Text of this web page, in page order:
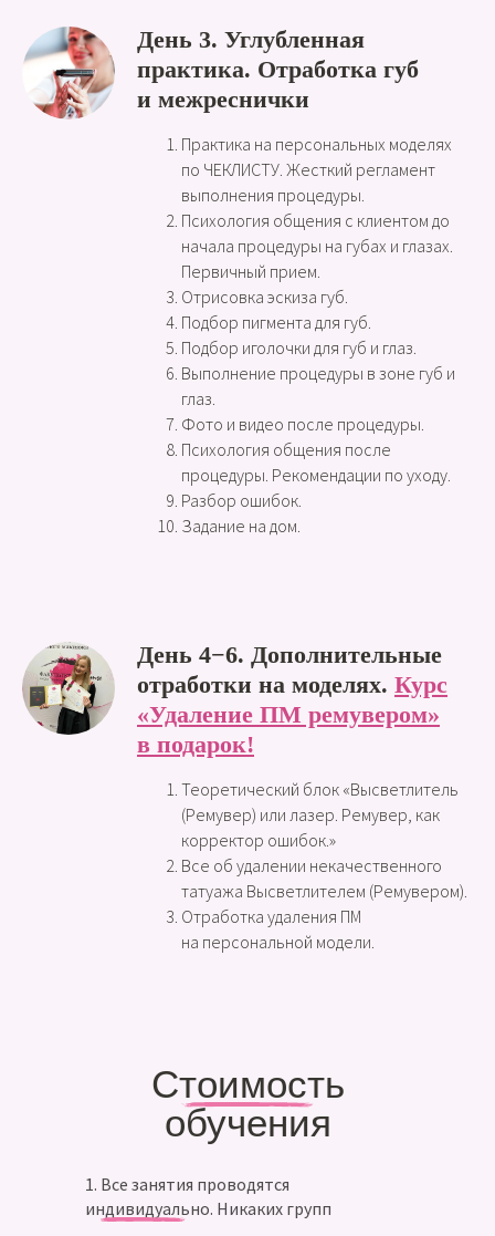
День 3. Углубленная
практика. Отработка губ
и межреснички
Практика на персональных моделях
по ЧЕКЛИСТУ. Жесткий регламент
выполнения процедуры.
Психология общения с клиентом до
начала процедуры на губах и глазах.
Первичный прием.
Отрисовка эскиза губ.
Подбор пигмента для губ.
Подбор иголочки для губ и глаз.
Выполнение процедуры в зоне губ и
глаз.
Фото и видео после процедуры.
Психология общения после
процедуры. Рекомендации по уходу.
Разбор ошибок.
Задание на дом.
День 4−6. Дополнительные
отработки на моделях. Курс
«Удаление ПМ ремувером»
в подарок!
Теоретический блок «Высветлитель
(Ремувер) или лазер. Ремувер, как
корректор ошибок.»
Все об удалении некачественного
татуажа Высветлителем (Ремувером).
Отработка удаления ПМ
на персональной модели.
Стоимость
обучения
1. Все занятия проводятся
индивидуально. Никаких групп